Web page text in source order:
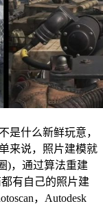
是什么新鲜玩意，
来说，照片建模就
)，通过算法重建
有自己的照片建
，Autodesk